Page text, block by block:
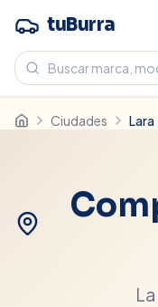
tuBurra
Ciudades Lara